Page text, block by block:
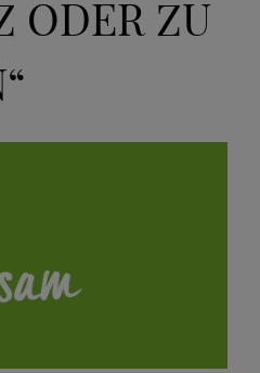
ODER ZU